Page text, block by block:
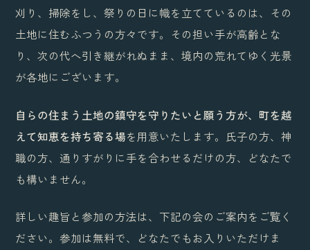
刈り、掃除をし、祭りの日に幟を立てているのは、その
土地に住むふつうの方々です。その担い手が高齢とな
り、次の代へ引き継がれぬまま、境内の荒れてゆく光景
が各地にございます。
自らの住まう土地の鎮守を守りたいと願う方が、町を越
えて知恵を持ち寄る場を用意いたします。氏子の方、神
職の方、通りすがりに手を合わせるだけの方、どなたで
も構いません。
詳しい趣旨と参加の方法は、下記の会のご案内をご覧く
ださい。参加は無料で、どなたでもお入りいただけま